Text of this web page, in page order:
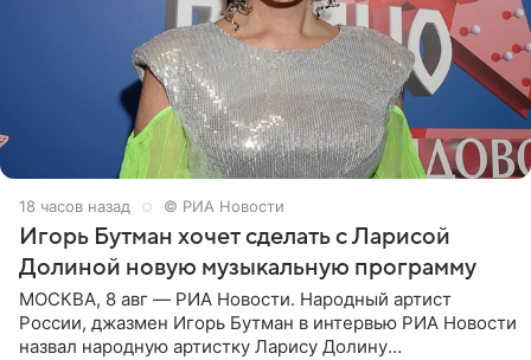
18 часов назад © РИА Новости
Игорь Бутман хочет сделать с Ларисой
Долиной новую музыкальную программу
МОСКВА, 8 авг — РИА Новости. Народный артист
России, джазмен Игорь Бутман в интервью РИА Новости
назвал народную артистку Ларису Долину